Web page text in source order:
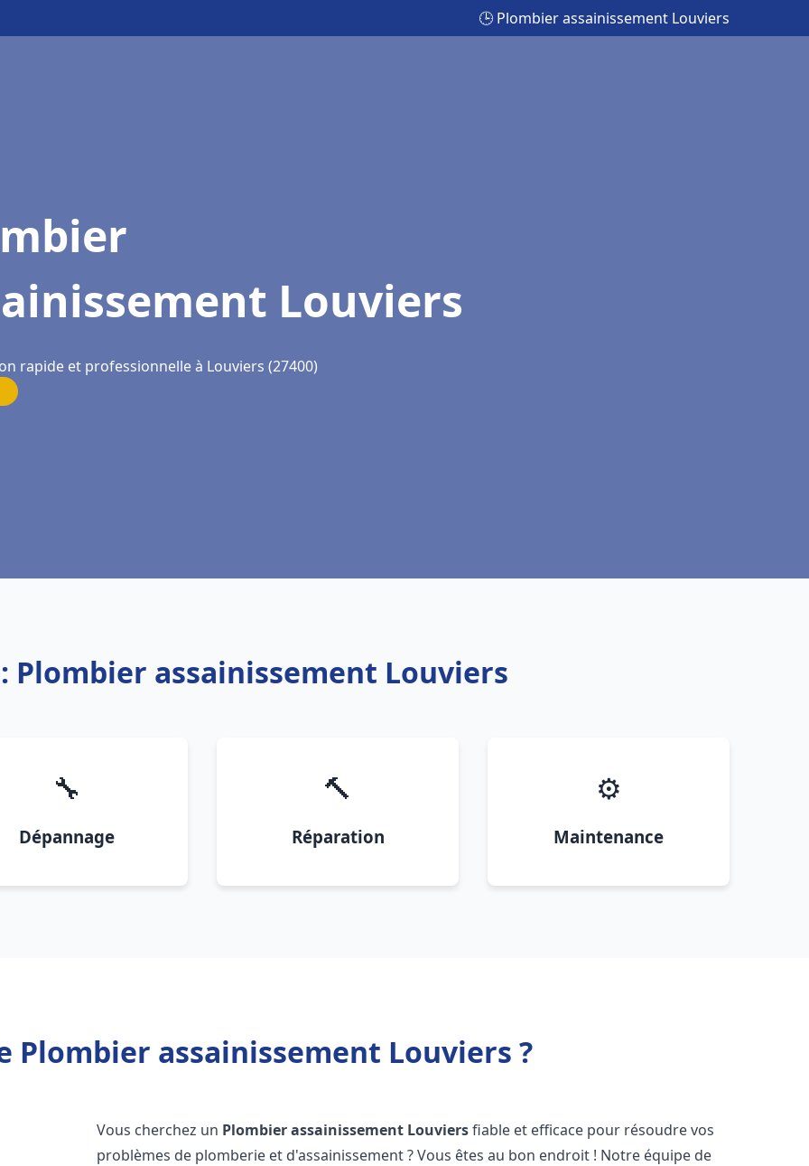
🕒 Plombier assainissement Louviers
Louviers
rapide et professionnelle à Louviers (27400)
Plombier assainissement Louviers
🔧
Dépannage
🔨
Réparation
⚙️
Maintenance
Plombier assainissement Louviers ?
Vous cherchez un Plombier assainissement Louviersfiable et efficace pour résoudre vos
problèmes de plomberie et d'assainissement ? Vous êtes au bon endroit ! Notre équipe de